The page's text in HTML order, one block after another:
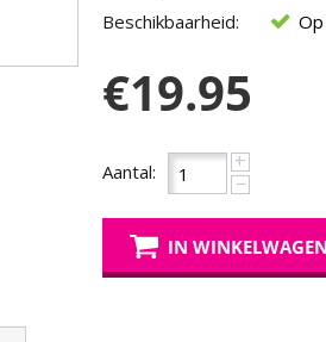
Beschikbaarheid:
€19.95
Aantal:
+
−
IN WINKELWAGEN